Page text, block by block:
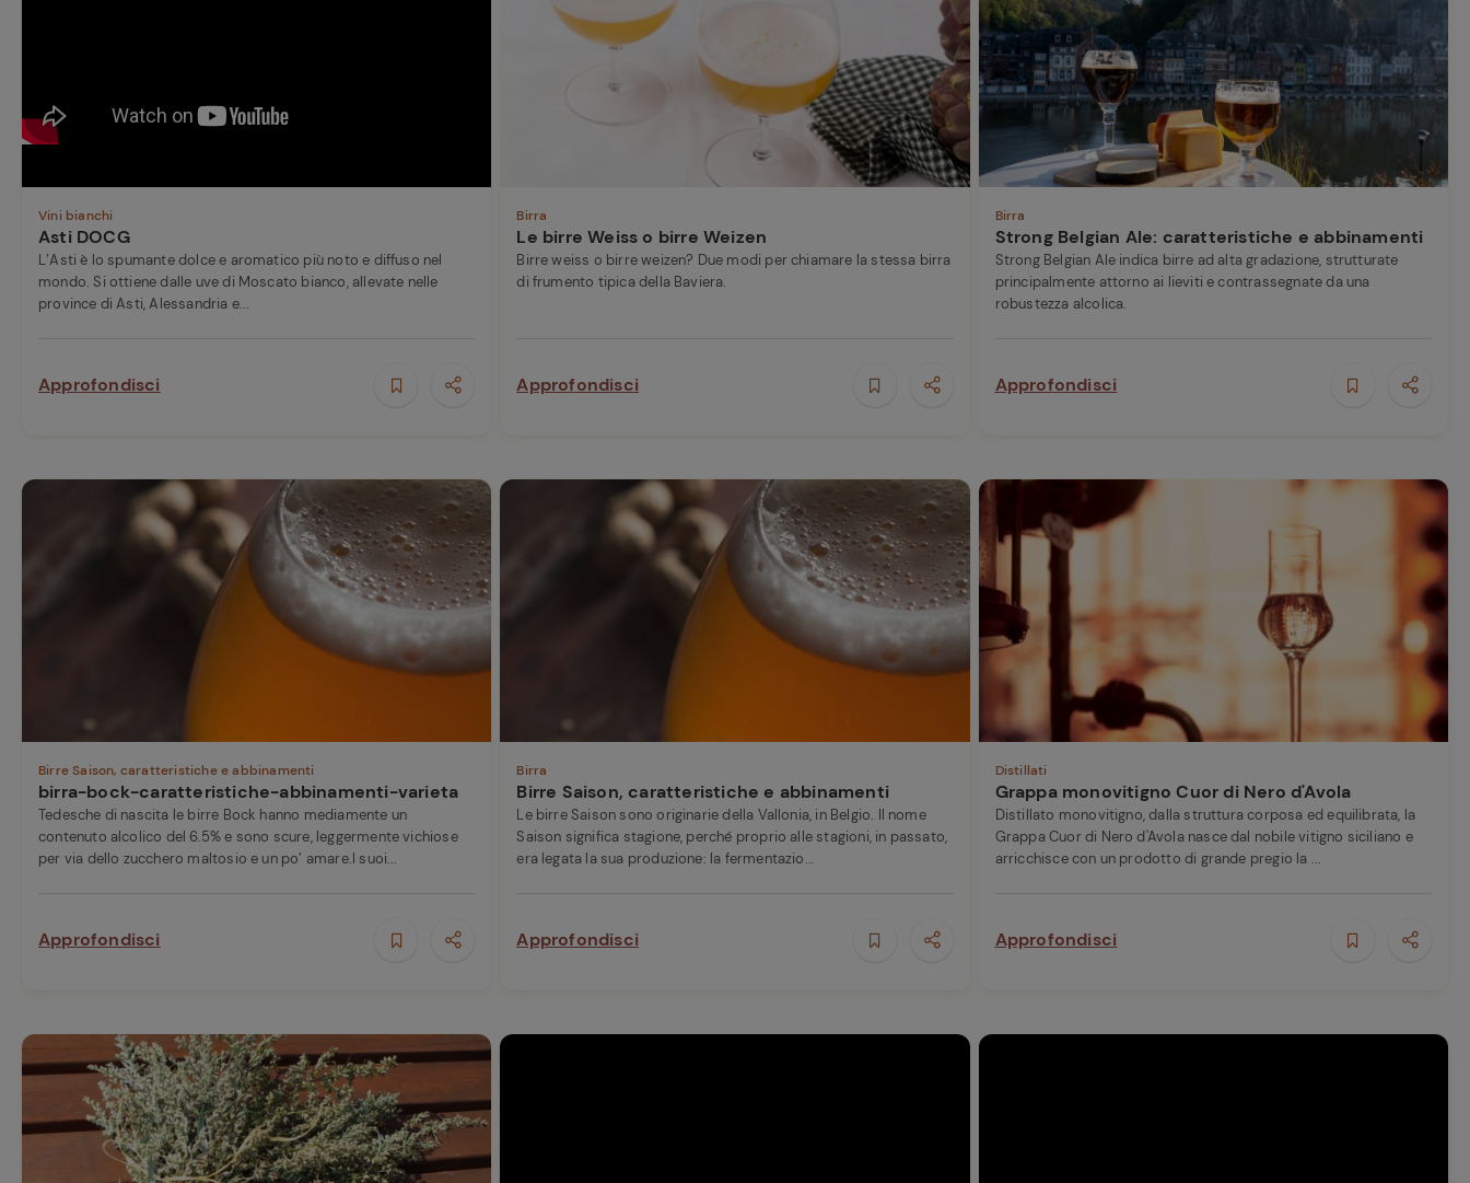
Vini bianchi
Asti DOCG
L’Asti è lo spumante dolce e aromatico più noto e diffuso nel
mondo. Si ottiene dalle uve di Moscato bianco, allevate nelle
province di Asti, Alessandria e...
Approfondisci
Birra
Le birre Weiss o birre Weizen
Birre weiss o birre weizen? Due modi per chiamare la stessa birra
di frumento tipica della Baviera.
Approfondisci
Birra
Strong Belgian Ale: caratteristiche e abbinamenti
Strong Belgian Ale indica birre ad alta gradazione, strutturate
principalmente attorno ai lieviti e contrassegnate da una
robustezza alcolica.
Approfondisci
Birre Saison, caratteristiche e abbinamenti
birra-bock-caratteristiche-abbinamenti-varieta
Tedesche di nascita le birre Bock hanno mediamente un
contenuto alcolico del 6.5% e sono scure, leggermente vichiose
per via dello zucchero maltosio e un po’ amare.I suoi...
Approfondisci
Birra
Birre Saison, caratteristiche e abbinamenti
Le birre Saison sono originarie della Vallonia, in Belgio. Il nome
Saison significa stagione, perché proprio alle stagioni, in passato,
era legata la sua produzione: la fermentazio...
Approfondisci
Distillati
Grappa monovitigno Cuor di Nero d'Avola
Distillato monovitigno, dalla struttura corposa ed equilibrata, la
Grappa Cuor di Nero d'Avola nasce dal nobile vitigno siciliano e
arricchisce con un prodotto di grande pregio la ...
Approfondisci
Ricette preferite